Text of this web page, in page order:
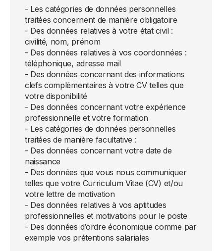
- Les catégories de données personnelles
traitées concernent de manière obligatoire
- Des données relatives à votre état civil :
civilité, nom, prénom
- Des données relatives à vos coordonnées :
téléphonique, adresse mail
- Des données concernant des informations
clefs complémentaires à votre CV telles que
votre disponibilité
- Des données concernant votre expérience
professionnelle et votre formation
- Les catégories de données personnelles
traitées de manière facultative :
- Des données concernant votre date de
naissance
- Des données que vous nous communiquer
telles que votre Curriculum Vitae (CV) et/ou
votre lettre de motivation
- Des données relatives à vos aptitudes
professionnelles et motivations pour le poste
- Des données d’ordre économique comme par
exemple vos prétentions salariales